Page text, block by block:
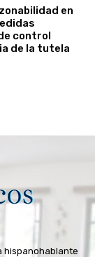
en
control
de la tutela
hispanohablante